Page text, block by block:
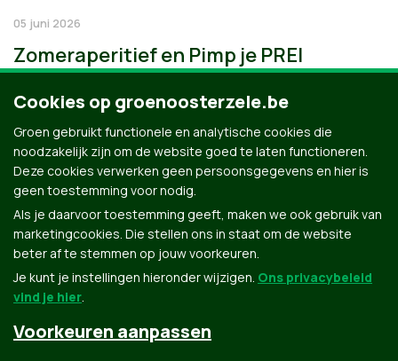
05 juni 2026
Zomeraperitief en Pimp je PREI
Groen.be
Cookies op groenoosterzele.be
Groen gebruikt functionele en analytische cookies die
noodzakelijk zijn om de website goed te laten functioneren.
Deze cookies verwerken geen persoonsgegevens en hier is
geen toestemming voor nodig.
Als je daarvoor toestemming geeft, maken we ook gebruik van
marketingcookies. Die stellen ons in staat om de website
beter af te stemmen op jouw voorkeuren.
Je kunt je instellingen hieronder wijzigen. Ons privacybeleid
vind je hier.
Voorkeuren aanpassen